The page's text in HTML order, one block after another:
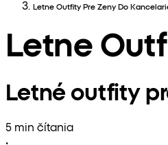
Letne Outfity Pre Zeny Do
Letne
Letné outfity
5 min čítania
•